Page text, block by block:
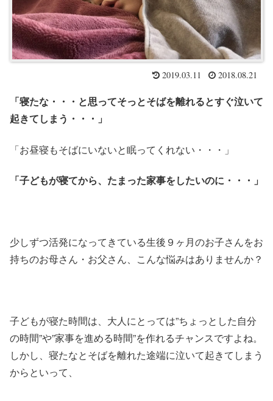
2019.03.11 2018.08.21
「寝たな・・・と思ってそっとそばを離れるとすぐ泣いて
起きてしまう・・・」
「お昼寝もそばにいないと眠ってくれない・・・」
「子どもが寝てから、たまった家事をしたいのに・・・」
少しずつ活発になってきている生後９ヶ月のお子さんをお
持ちのお母さん・お父さん、こんな悩みはありませんか？
子どもが寝た時間は、大人にとっては”ちょっとした自分
の時間”や”家事を進める時間”を作れるチャンスですよね。
しかし、寝たなとそばを離れた途端に泣いて起きてしまう
からといって、